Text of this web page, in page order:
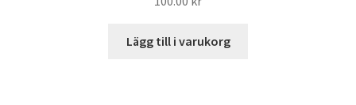
Lägg till i varukorg